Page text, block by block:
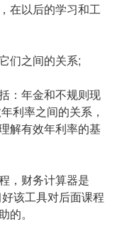
在以后的学习和工
们之间的关系;
：年金和不规则现
利率之间的关系，
解有效年利率的基
，财务计算器是
该工具对后面课程
。